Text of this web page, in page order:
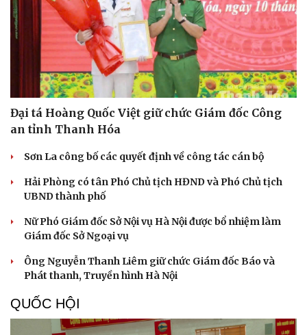
Tư vấn
Săn Tour
check-in
Câu chuyện thời sự
Cửa sổ tình yêu
Kể chuyện cho bé
Đại tá Hoàng Quốc Việt giữ chức Giám đốc Công
an tỉnh Thanh Hóa
Sơn La công bố các quyết định về công tác cán bộ
Hải Phòng có tân Phó Chủ tịch HĐND và Phó Chủ tịch
UBND thành phố
Nữ Phó Giám đốc Sở Nội vụ Hà Nội được bổ nhiệm làm
Giám đốc Sở Ngoại vụ
Ông Nguyễn Thanh Liêm giữ chức Giám đốc Báo và
Phát thanh, Truyền hình Hà Nội
QUỐC HỘI